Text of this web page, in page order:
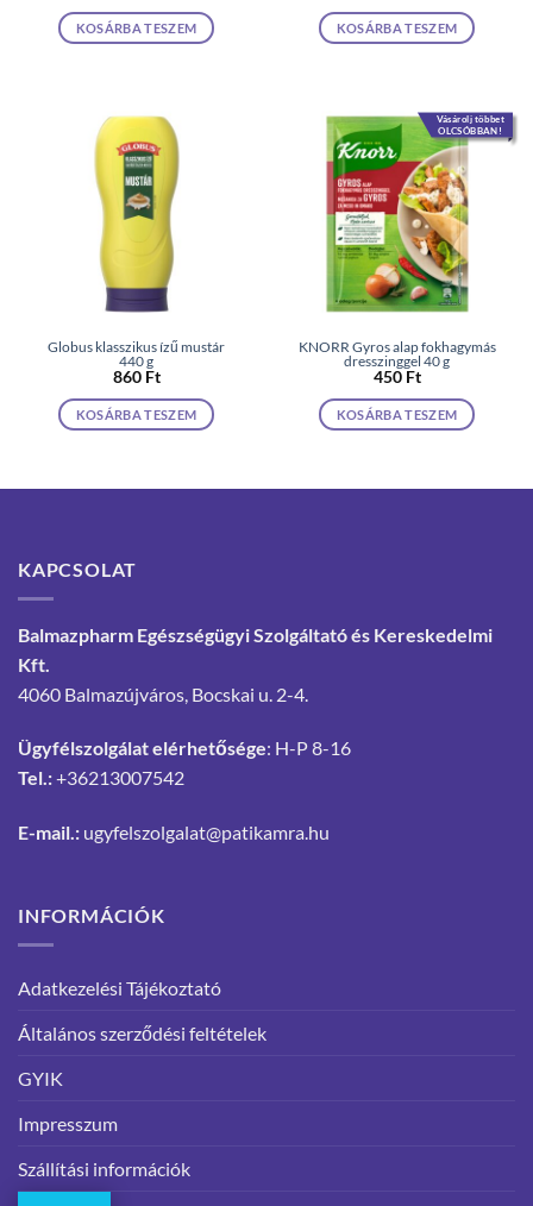
KOSÁRBA TESZEM KOSÁRBA TESZEM
Globus klasszikus ízű mustár
440 g
860 Ft
KOSÁRBA TESZEM
Vásárolj többet
OLCSÓBBAN!
KNORR Gyros alap fokhagymás
dresszinggel 40 g
450 Ft
KOSÁRBA TESZEM
KAPCSOLAT
Balmazpharm Egészségügyi Szolgáltató és Kereskedelmi
Kft.
4060 Balmazújváros, Bocskai u. 2-4.
Ügyfélszolgálat elérhetősége: H-P 8-16
Tel.:+36213007542
E-mail.: ugyfelszolgalat@patikamra.hu
INFORMÁCIÓK
Adatkezelési Tájékoztató
Általános szerződési feltételek
GYIK
Impresszum
Szállítási információk